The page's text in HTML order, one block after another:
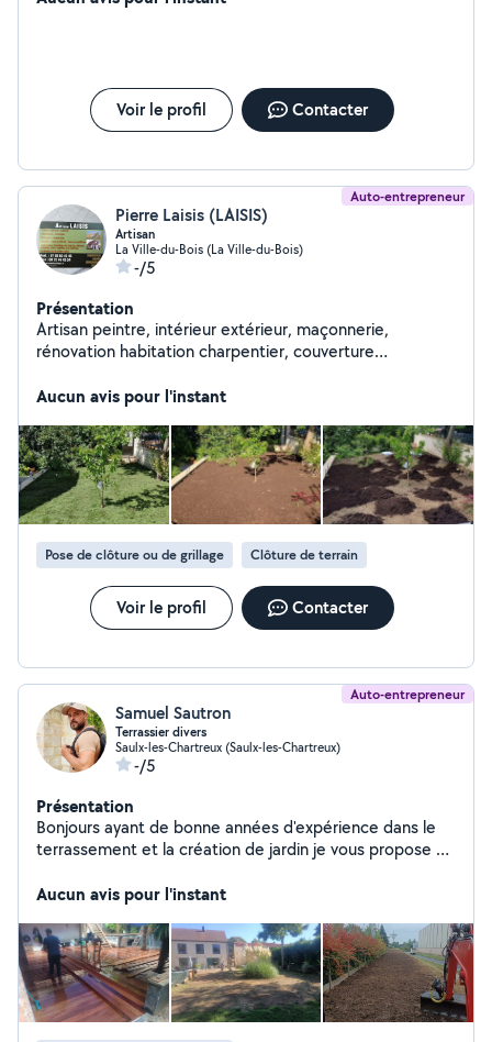
Voir le profil Contacter
Auto-entrepreneur
Pierre Laisis (LAISIS)
Artisan
La Ville-du-Bois (La Ville-du-Bois)
-/5
Présentation
Artisan peintre, intérieur extérieur, maçonnerie,
rénovation habitation charpentier, couverture
tout corps d'état
Aucun avis pour l'instant
Pose de clôture ou de grillage Clôture de terrain
Voir le profil Contacter
Auto-entrepreneur
Samuel Sautron
Terrassier divers
Saulx-les-Chartreux (Saulx-les-Chartreux)
-/5
Présentation
Bonjours ayant de bonne années d'expérience dans le
terrassement et la création de jardin je vous propose un
fondation -Apport, export de Terre ou divers -
Création massif -Terrasse -Pose clôture 3D(scellé Ou
sur muret) -Et autre... Pour plus de renseignements
n'hésitez pas à mes contacter.
Aucun avis pour l'instant